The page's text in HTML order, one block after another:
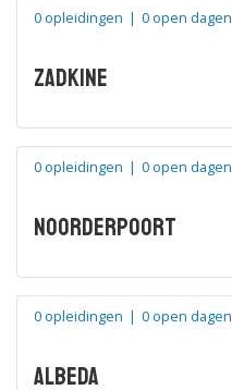
0 opleidingen | 0 open dagen
Zadkine
0 opleidingen | 0 open dagen
Noorderpoort
0 opleidingen | 0 open dagen
Albeda